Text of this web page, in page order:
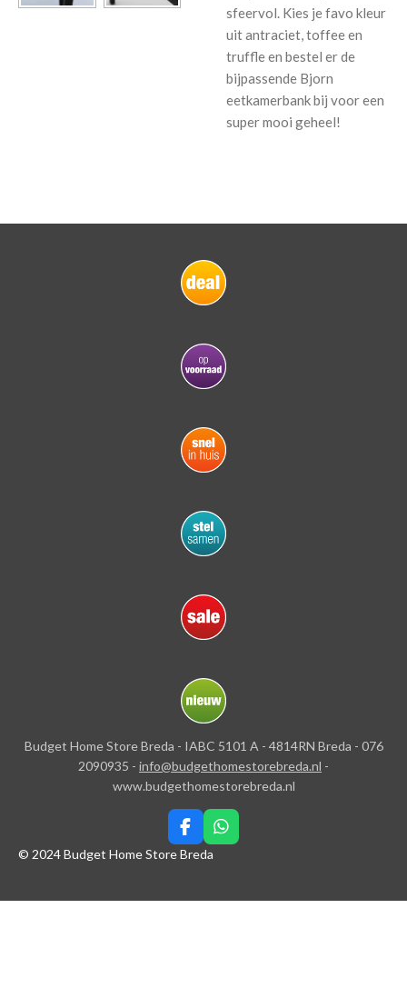
sfeervol. Kies je favo kleur
uit antraciet, toffee en
truffle en bestel er de
bijpassende Bjorn
eetkamerbank bij voor een
super mooi geheel!
Budget Home Store Breda - IABC 5101 A - 4814RN Breda - 076
2090935 - info@budgethomestorebreda.nl -
www.budgethomestorebreda.nl
F
a
b
W
h
s
© 2024 Budget Home Store Breda